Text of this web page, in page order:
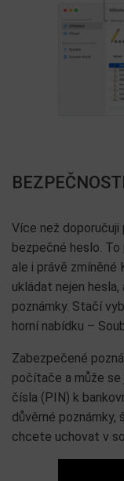
Více než
bezpečné heslo.
ale i právě zmíněné
ukládat nejen
poznámky. Stačí
horní nabídku –
Zabezpečené
počítače a může
čísla (PIN) k
důvěrné
chcete uchovat v